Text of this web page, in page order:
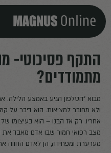
חזרההתקף פסיכוטי-
מתמודדים?
מבוא "הטלפון הגיע באמצע הלילה.
ולא מחובר למציאות. הוא דיבר על
אחריו. רק אז הבנו – הוא בעיצומו
מצב רפואי חמור שבו אדם מאבד את
מערערת ומפחידה, הן לאדם החווה